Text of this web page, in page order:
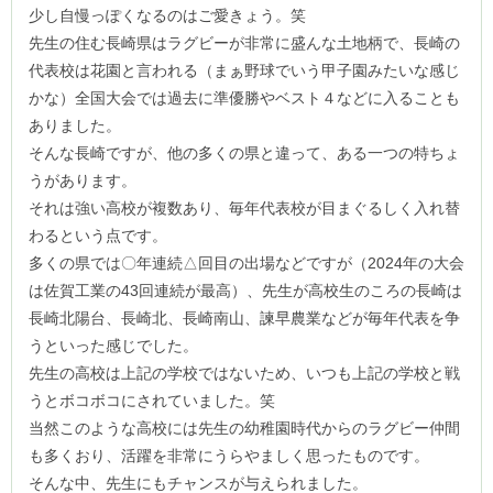
少し自慢っぽくなるのはご愛きょう。笑
先生の住む長崎県はラグビーが非常に盛んな土地柄で、長崎の
代表校は花園と言われる（まぁ野球でいう甲子園みたいな感じ
かな）全国大会では過去に準優勝やベスト４などに入ることも
ありました。
そんな長崎ですが、他の多くの県と違って、ある一つの特ちょ
うがあります。
それは強い高校が複数あり、毎年代表校が目まぐるしく入れ替
わるという点です。
多くの県では〇年連続△回目の出場などですが（2024年の大会
は佐賀工業の43回連続が最高）、先生が高校生のころの長崎は
長崎北陽台、長崎北、長崎南山、諫早農業などが毎年代表を争
うといった感じでした。
先生の高校は上記の学校ではないため、いつも上記の学校と戦
うとボコボコにされていました。笑
当然このような高校には先生の幼稚園時代からのラグビー仲間
も多くおり、活躍を非常にうらやましく思ったものです。
そんな中、先生にもチャンスが与えられました。